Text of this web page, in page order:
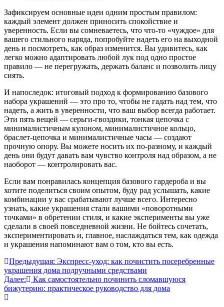
Зафиксируем основные идеи одним простым правилом:
каждый элемент должен приносить спокойствие и
уверенность. Если вы сомневаетесь, что что-то «чуждое» для
вашего стильного наряда, попробуйте надеть его на выходной
день и посмотреть, как образ изменится. Вы удивитесь, как
легко можно адаптировать любой лук под одно простое
правило — не перегружать, держать баланс и позволить лицу
сиять.
И напоследок: итоговый подход к формированию базового
набора украшений — это про то, чтобы не гадать над тем, что
надеть, а жить в уверенности, что ваш выбор всегда работает.
Эти пять вещей — серьги-гвоздики, тонкая цепочка с
минималистичным кулоном, минималистичное кольцо,
браслет-цепочка и минималистичные часы — создают
прочную опору. Вы можете носить их по-разному, и каждый
день они будут давать вам чувство контроля над образом, а не
наоборот — контролировать вас.
Если вам понравилась концепция базового гардероба и вы
хотите поделиться своим опытом, буду рад услышать, какие
комбинации у вас срабатывают лучше всего. Интересно
узнать, какие украшения стали вашими «поворотными
точками» в обретении стиля, и какие эксперименты вы уже
сделали в своей повседневной жизни. Не бойтесь сочетать,
экспериментировать и, главное, наслаждаться тем, как одежда
и украшения напоминают вам о том, кто вы есть.
Навигация
по
записям
Предыдущая: Экспресс-уход: как почистить посеребренные
украшения дома подручными средствами
Далее:
Как самостоятельно починить сломавшуюся
бижутерию: практическое руководство для дома